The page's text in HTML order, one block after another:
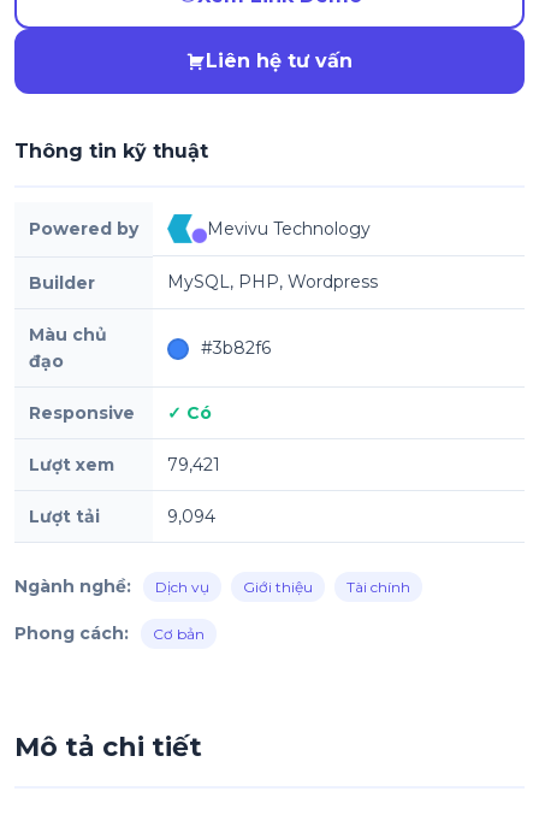
Liên hệ tư vấn
Thông tin kỹ thuật
Powered by Mevivu Technology
Builder MySQL, PHP, Wordpress
Màu chủ
đạo
#3b82f6
Responsive ✓ Có
Lượt xem 79,421
Lượt tải 9,094
Ngành nghề: Dịch vụ Giới thiệu Tài chính
Phong cách: Cơ bản
Mô tả chi tiết